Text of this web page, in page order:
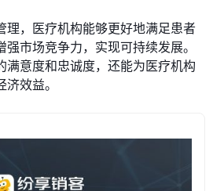
理，医疗机构能够更好地满足患者
市场竞争力，实现可持续发展。
满意度和忠诚度，还能为医疗机构
效益。